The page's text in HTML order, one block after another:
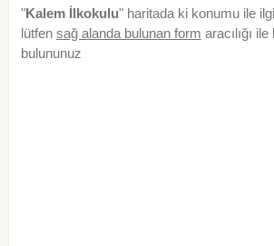
"Kalem İlkokulu" haritada ki konumu ile
lütfen sağ alanda bulunan form aracılığı
bulununuz